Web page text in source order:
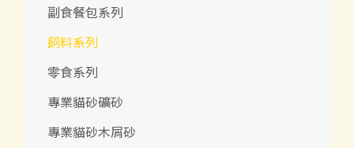
副食餐包系列
飼料系列
零食系列
專業貓砂礦砂
專業貓砂木屑砂